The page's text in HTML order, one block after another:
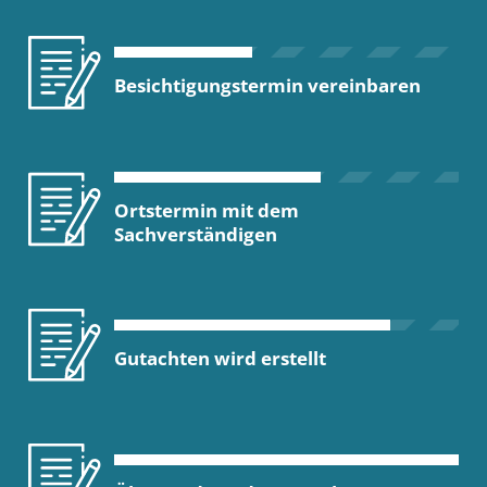
Besichtigungstermin vereinbaren
Ortstermin mit dem
Sachverständigen
Gutachten wird erstellt